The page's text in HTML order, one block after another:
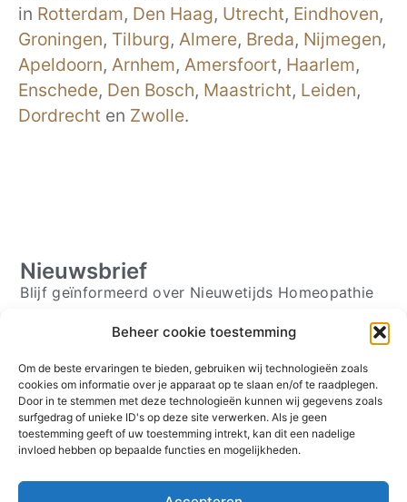
Beheer cookie toestemming
Om de beste ervaringen te bieden, gebruiken wij technologieën zoals
cookies om informatie over je apparaat op te slaan en/of te raadplegen.
Door in te stemmen met deze technologieën kunnen wij gegevens zoals
surfgedrag of unieke ID's op deze site verwerken. Als je geen
toestemming geeft of uw toestemming intrekt, kan dit een nadelige
invloed hebben op bepaalde functies en mogelijkheden.
in Rotterdam, Den Haag, Utrecht, Eindhoven,
Groningen, Tilburg, Almere, Breda, Nijmegen,
Apeldoorn, Arnhem, Amersfoort, Haarlem,
Enschede, Den Bosch, Maastricht, Leiden,
Dordrecht en Zwolle.
Nieuwsbrief
Blijf geïnformeerd over Nieuwetijds Homeopathie
Schrijf je in ⟶
Volg mij
Contact